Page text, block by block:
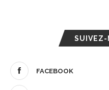
SUIVEZ-
FACEBOOK